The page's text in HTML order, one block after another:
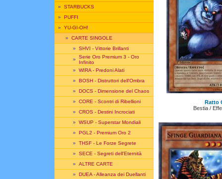
» STARBUCKS
» PUFFI
» YU-GI-OH!
» CARTE SINGOLE
» SHVI - Vittorie Brillanti
» Serie Oro Premium 3 - Oro
Infinito
» WIRA - Predoni Alati
» BOSH - Distruttori dell'Ombra
» DOCS - Dimensione del Chaos
» CORE - Scontri di Ribellioni
» CROS - Destini Incrociati
» WSUP - Superstar Mondiali
» PGL2 - Premium Oro 2
» THSF - Le Forze Segrete
» SECE - Segreti dell'Eternità
» ALTRE CARTE
» DUEA - Alleanza dei Duellanti
Ratto
Bestia /